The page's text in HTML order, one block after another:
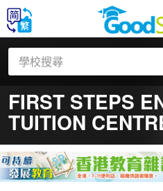
FIRST STEPS
TUITION